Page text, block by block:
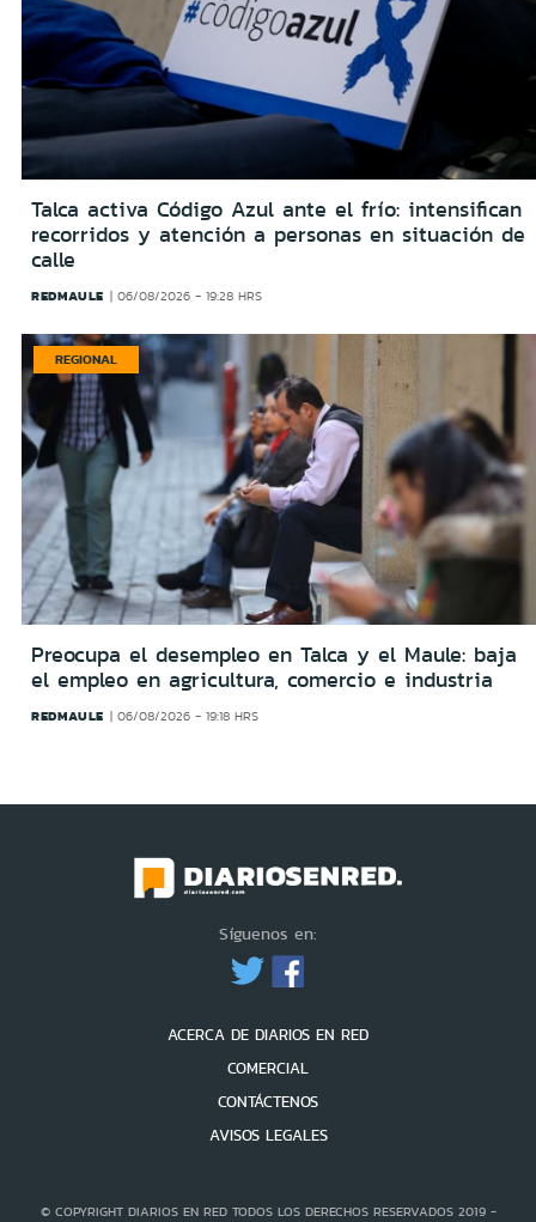
Talca activa Código Azul ante el frío: intensifican
recorridos y atención a personas en situación de
calle
REDMAULE 06/08/2026 - 19:28 HRS
REGIONAL
Preocupa el desempleo en Talca y el Maule: baja
el empleo en agricultura, comercio e industria
REDMAULE 06/08/2026 - 19:18 HRS
Síguenos en:
ACERCA DE DIARIOS EN RED
COMERCIAL
CONTÁCTENOS
AVISOS LEGALES
© COPYRIGHT DIARIOS EN RED TODOS LOS DERECHOS RESERVADOS 2019 -